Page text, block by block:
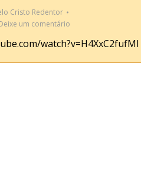
Cristo Redentor
um comentário
watch?v=H4XxC2fufMI